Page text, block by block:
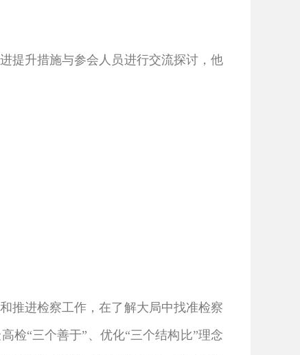
提升措施与参会人员进行交流探讨，他
推进检察工作，在了解大局中找准检察
检“三个善于”、优化“三个结构比”理念